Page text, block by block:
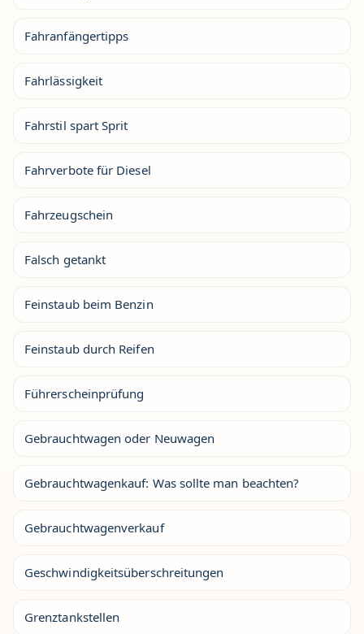
Fahranfängertipps
Fahrlässigkeit
Fahrstil spart Sprit
Fahrverbote für Diesel
Fahrzeugschein
Falsch getankt
Feinstaub beim Benzin
Feinstaub durch Reifen
Führerscheinprüfung
Gebrauchtwagen oder Neuwagen
Gebrauchtwagenkauf: Was sollte man beachten?
Gebrauchtwagenverkauf
Geschwindigkeitsüberschreitungen
Grenztankstellen